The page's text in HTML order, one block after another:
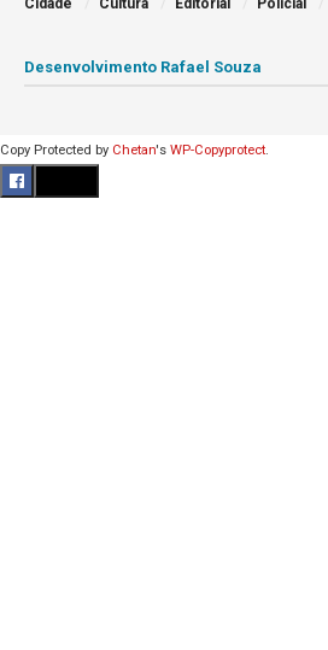
Cidade Cultura Editorial Policial
Desenvolvimento Rafael Souza
Copy Protected by Chetan's WP-Copyprotect.